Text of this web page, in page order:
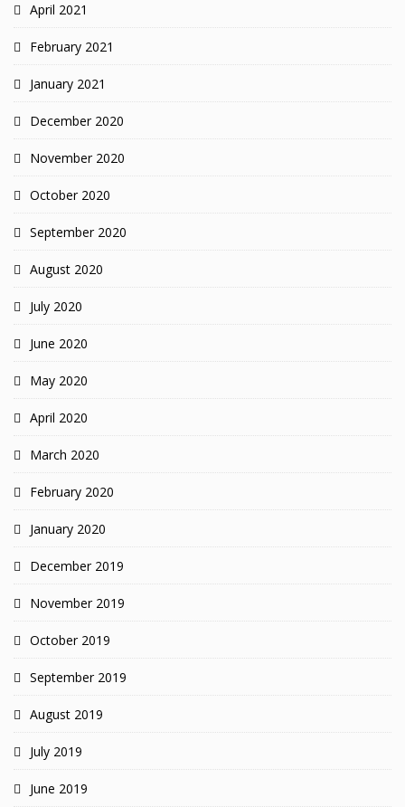
April 2021
February 2021
January 2021
December 2020
November 2020
October 2020
September 2020
August 2020
July 2020
June 2020
May 2020
April 2020
March 2020
February 2020
January 2020
December 2019
November 2019
October 2019
September 2019
August 2019
July 2019
June 2019